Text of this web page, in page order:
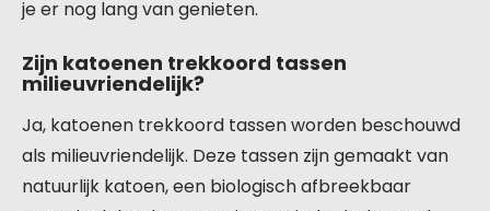
je er nog lang van genieten.
Zijn katoenen trekkoord tassen
milieuvriendelijk?
Ja, katoenen trekkoord tassen worden beschouwd
als milieuvriendelijk. Deze tassen zijn gemaakt van
natuurlijk katoen, een biologisch afbreekbaar